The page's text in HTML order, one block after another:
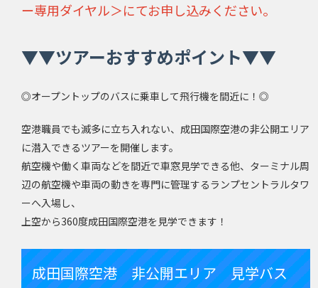
ー専用ダイヤル＞にてお申し込みください。
▼▼ツアーおすすめポイント▼▼
◎オープントップのバスに乗車して飛行機を間近に！◎
空港職員でも滅多に立ち入れない、成田国際空港の非公開エリア
に潜入できるツアーを開催します。
航空機や働く車両などを間近で車窓見学できる他、ターミナル周
辺の航空機や車両の動きを専門に管理するランプセントラルタワ
ーへ入場し、
上空から360度成田国際空港を見学できます！
成田国際空港 非公開エリア 見学バス